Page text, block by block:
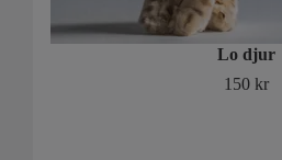
Lo djur
150 kr